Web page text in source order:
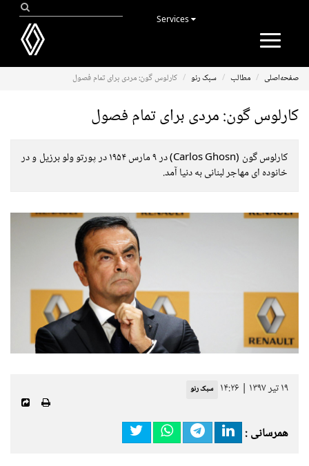
Toggle
صفحه‌اصلی مطالب سبک رنو کارلوس گون: مردی برای تمام فصول
کارلوس گون: مردی برای تمام فصول
کارلوس گون (Carlos Ghosn) در ۹ مارس ۱۹۵۴ در پورتو ولو برزیل و در
خانوده ای مهاجر لبنانی به دنیا آمد.
۱۹ تیر ۱۳۹۷ | ۱۴:۲۶ سبک رنو
همرسانی :